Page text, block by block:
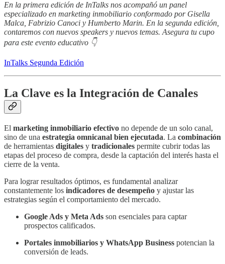
En la primera edición de InTalks nos acompañó un panel
especializado en marketing inmobiliario conformado por Gisella
Malca, Fabrizio Canoci y Humberto Marin. En la segunda edición,
contaremos con nuevos speakers y nuevos temas. Asegura tu cupo
para este evento educativo 👇
InTalks Segunda Edición
La Clave es la Integración de Canales
El marketing inmobiliario efectivo no depende de un solo canal,
sino de una estrategia omnicanal bien ejecutada. La combinación
de herramientas digitales y tradicionales permite cubrir todas las
etapas del proceso de compra, desde la captación del interés hasta el
cierre de la venta.
Para lograr resultados óptimos, es fundamental analizar
constantemente los indicadores de desempeño y ajustar las
estrategias según el comportamiento del mercado.
Google Ads y Meta Ads son esenciales para captar
prospectos calificados.
Portales inmobiliarios y WhatsApp Business potencian la
conversión de leads.